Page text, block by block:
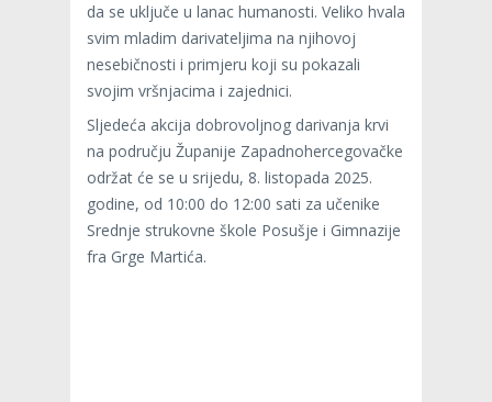
da se uključe u lanac humanosti. Veliko hvala
svim mladim darivateljima na njihovoj
nesebičnosti i primjeru koji su pokazali
svojim vršnjacima i zajednici.
Sljedeća akcija dobrovoljnog darivanja krvi
na području Županije Zapadnohercegovačke
održat će se u srijedu, 8. listopada 2025.
godine, od 10:00 do 12:00 sati za učenike
Srednje strukovne škole Posušje i Gimnazije
fra Grge Martića.